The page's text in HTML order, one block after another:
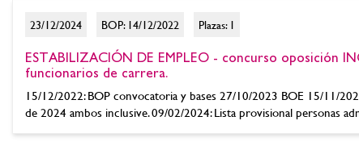
23/12/2024 BOP: 14/12/2022 Plazas: 1
ESTABILIZACIÓN DE EMPLEO - concurso oposición
funcionarios de carrera.
15/12/2022: BOP convocatoria y bases 27/10/2023 BOE 15/11/
de 2024 ambos inclusive. 09/02/2024: Lista provisional personas